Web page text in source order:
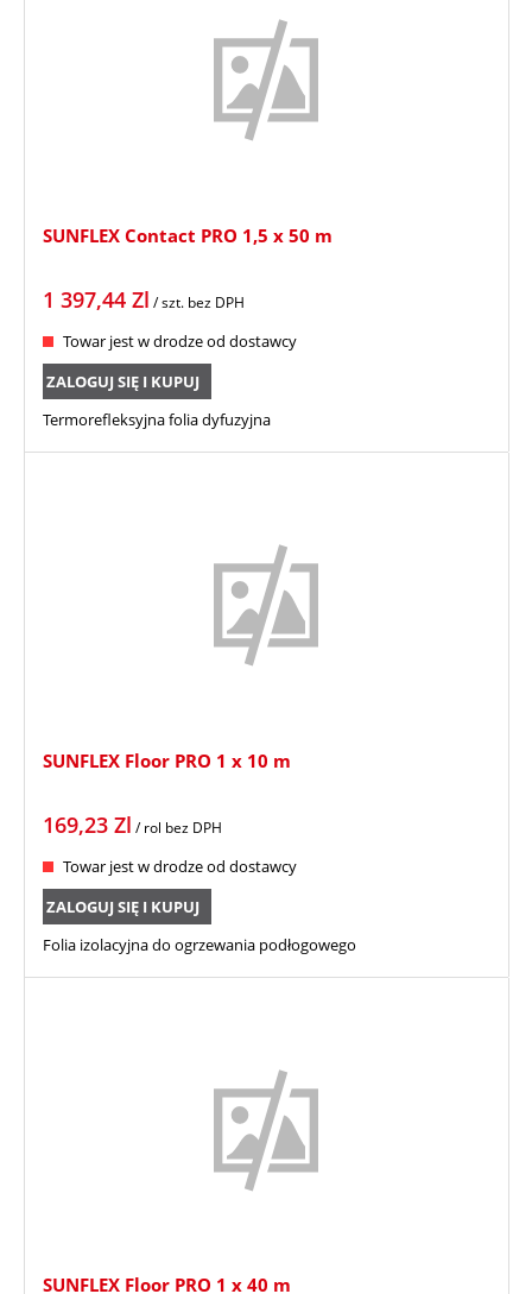
SUNFLEX Contact PRO 1,5 x 50 m
1 397,44 Zl / szt. bez DPH
Towar jest w drodze od dostawcy
ZALOGUJ SIĘ I KUPUJ
Termorefleksyjna folia dyfuzyjna
SUNFLEX Floor PRO 1 x 10 m
169,23 Zl / rol bez DPH
Towar jest w drodze od dostawcy
ZALOGUJ SIĘ I KUPUJ
Folia izolacyjna do ogrzewania podłogowego
SUNFLEX Floor PRO 1 x 40 m